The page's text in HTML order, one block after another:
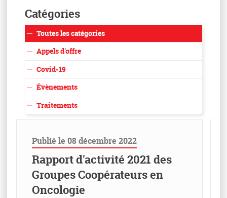
Publié le 08 décembre 2022
Rapport d'activité 2021 des
Groupes Coopérateurs en
Oncologie
Catégories
Toutes les catégories
Appels d'offre
Covid-19
Évènements
Traitements